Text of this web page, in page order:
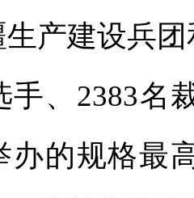
产建设兵
手、2383名
办的规格最